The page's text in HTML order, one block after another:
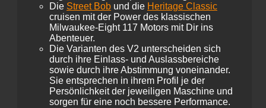
Die Street Bob und die Heritage Classic
cruisen mit der Power des klassischen
Milwaukee-Eight 117 Motors mit Dir ins
Abenteuer.
Die Varianten des V2 unterscheiden sich
durch ihre Einlass- und Auslassbereiche
sowie durch ihre Abstimmung voneinander.
Sie entsprechen in ihrem Profil je der
Persönlichkeit der jeweiligen Maschine und
sorgen für eine noch bessere Performance.